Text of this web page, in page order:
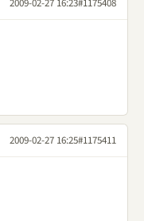
2009-02-27 16:25#1175411